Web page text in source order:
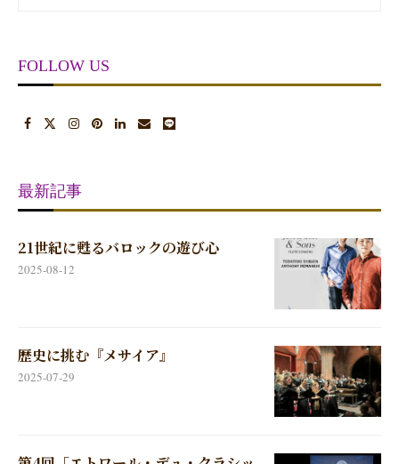
FOLLOW US
最新記事
21世紀に甦るバロックの遊び心
2025-08-12
歴史に挑む『メサイア』
2025-07-29